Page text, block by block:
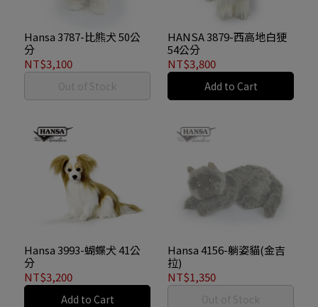
Hansa 3787-比熊犬 50公
分
NT$3,100
Out of Stock
HANSA 3879-西高地白㹴
54公分
NT$3,800
Add to Cart
Hansa 3993-蝴蝶犬 41公
分
NT$3,200
Add to Cart
Hansa 4156-躺姿貓(金吉
拉)
NT$1,350
Out of Stock